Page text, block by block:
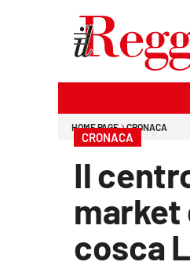
HOME PAGE CRONACA
CRONACA
Il
market
cosca